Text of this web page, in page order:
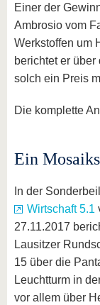
Einer der
Ambrosio vom
Werkstoffen um
berichtet er
solch ein Preis
Die komplette
Ein
In der
Wirtschaft 5.1
27.11.2017
Lausitzer
15 über die
Leuchtturm in
vor allem über